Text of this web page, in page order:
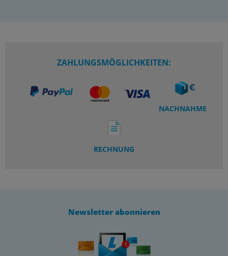
ZAHLUNGSMÖGLICHKEITEN:
NACHNAHME
RECHNUNG
Newsletter abonnieren